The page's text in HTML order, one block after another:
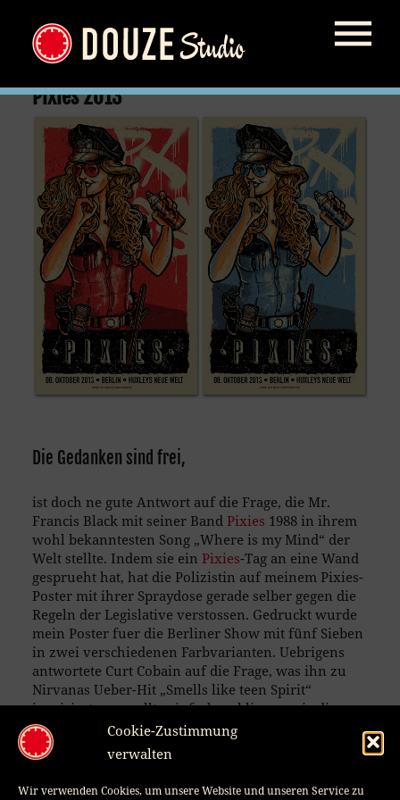
Cookie-Zustimmung
verwalten
Wir verwenden Cookies, um unsere Website und unseren Service zu
Pixies 2013
Die Gedanken sind frei,
ist doch ne gute Antwort auf die Frage, die Mr.
Francis Black mit seiner Band Pixies 1988 in ihrem
wohl bekanntesten Song „Where is my Mind“ der
Welt stellte. Indem sie ein Pixies-Tag an eine Wand
gesprueht hat, hat die Polizistin auf meinem Pixies-
Poster mit ihrer Spraydose gerade selber gegen die
Regeln der Legislative verstossen. Gedruckt wurde
mein Poster fuer die Berliner Show mit fünf Sieben
in zwei verschiedenen Farbvarianten. Uebrigens
antwortete Curt Cobain auf die Frage, was ihn zu
Nirvanas Ueber-Hit „Smells like teen Spirit“
inspirierte, er wollte einfach so klingen wie die
Pixies
Posted
8. October 2013